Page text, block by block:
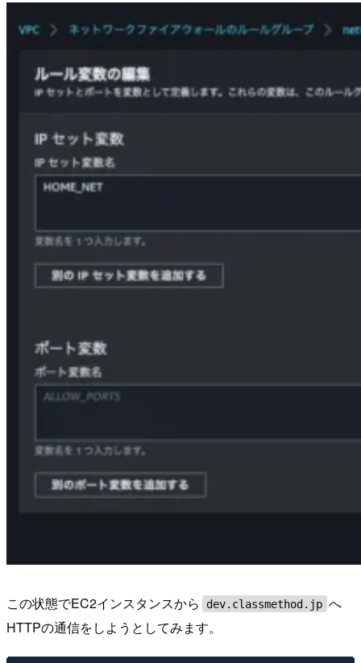
この状態でEC2インスタンスから dev.classmethod.jp へ
HTTPの通信をしようとしてみます。